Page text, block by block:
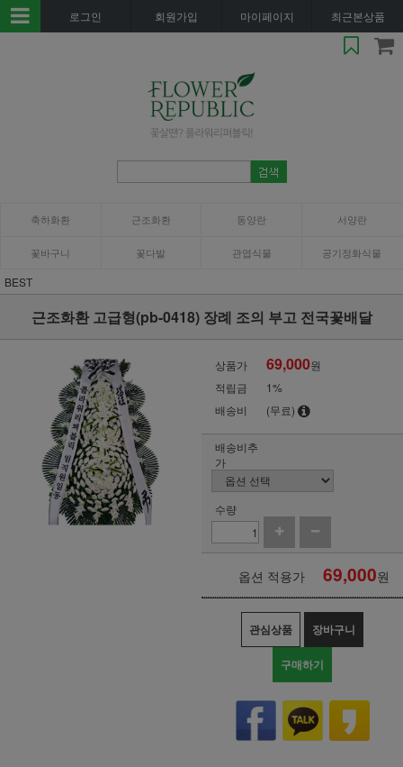
로그인 회원가입 마이페이지 최근본상품
축하화환 근조화환 동양란 서양란
꽃바구니 꽃다발 관엽식물 공기정화식물
BEST
근조화환 고급형(pb-0418) 장례 조의 부고 전국꽃배달
상품가 69,000원
적립금
1%
배송비
(무료)
배송비추
가
수량
옵션 적용가 69,000원
관심상품 장바구니
구매하기